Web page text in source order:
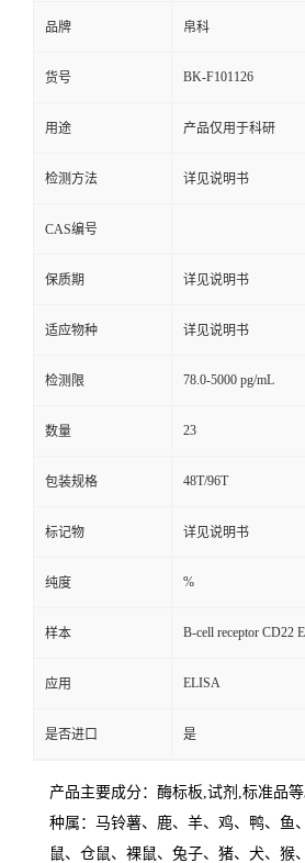
品牌 帛科
货号 BK-F101126
用途 产品仅用于科研
检测方法 详见说明书
CAS编号
保质期 详见说明书
适应物种 详见说明书
检测限 78.0-5000 pg/mL
数量 23
包装规格 48T/96T
标记物 详见说明书
纯度 %
样本 B-cell receptor CD22
应用 ELISA
是否进口 是
产品主要成分：酶标板 试剂 标准品等
种属：马铃薯、鹿、羊、鸡、鸭、鱼
鼠、仓鼠、裸鼠、兔子、猪、犬、猴